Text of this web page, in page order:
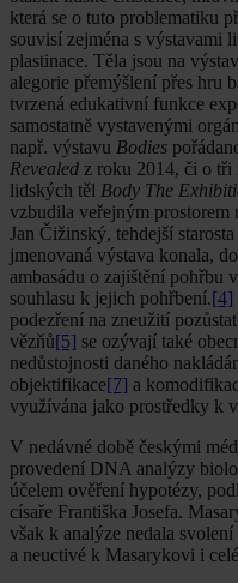
která se o tuto problematiku
souvisí zejména s výstavami
plastinace. Těla jsou na
alegorie přemýšlení přes hru
tvrzená edukativní funkce
samostatně vystavenými
např. výstavu Bodies
Revealed z roku 2014, či o tři
lidských těl Body The
vzbudila veřejným
Jan Čižinský, tehdejší
jmenovaná výstava konala,
ambasádu o zajištění pohřbu
souhlasu k jejich pohřbení.[4]
podezření na zneužití
vězňů[5] se ozývají také
nedůstojnosti daného
objektifikace[7] a
využívána jako prostředky k
V nedávné době českými
provedení DNA analýzy
účelem ověření hypotézy,
císaře Františka Josefa.
však k analýze nedala
a neuctivé k Masarykovi i